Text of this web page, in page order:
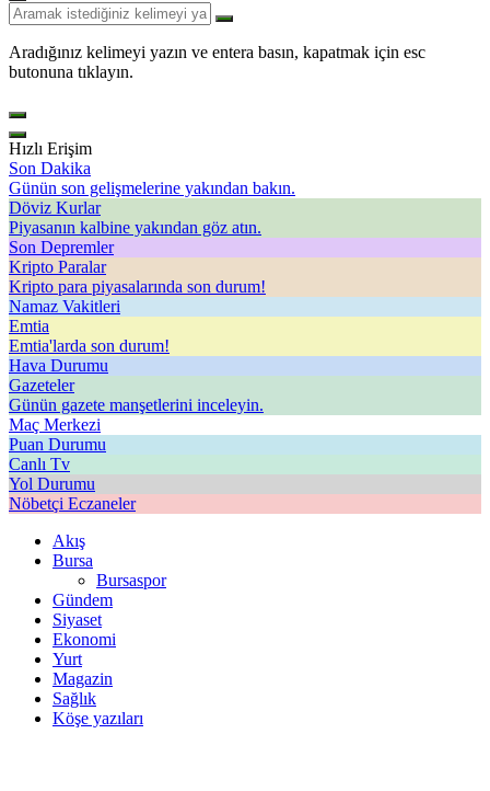
Aradığınız kelimeyi yazın ve entera basın, kapatmak için esc
butonuna tıklayın.
Hızlı Erişim
Son Dakika
Günün son gelişmelerine yakından bakın.
Döviz Kurlar
Piyasanın kalbine yakından göz atın.
Son Depremler
Kripto Paralar
Kripto para piyasalarında son durum!
Namaz Vakitleri
Emtia
Emtia'larda son durum!
Hava Durumu
Gazeteler
Günün gazete manşetlerini inceleyin.
Maç Merkezi
Puan Durumu
Canlı Tv
Yol Durumu
Nöbetçi Eczaneler
Akış
Bursa
Bursaspor
Gündem
Siyaset
Ekonomi
Yurt
Magazin
Sağlık
Köşe yazıları